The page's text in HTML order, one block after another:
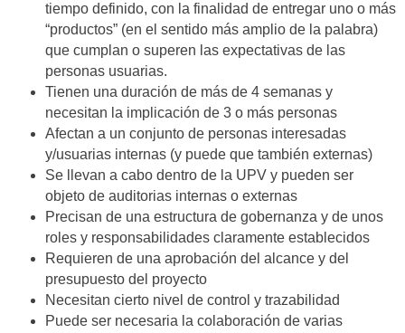
tiempo definido, con la finalidad de entregar uno o más
“productos” (en el sentido más amplio de la palabra)
que cumplan o superen las expectativas de las
personas usuarias.
Tienen una duración de más de 4 semanas y
necesitan la implicación de 3 o más personas
Afectan a un conjunto de personas interesadas
y/usuarias internas (y puede que también externas)
Se llevan a cabo dentro de la UPV y pueden ser
objeto de auditorias internas o externas
Precisan de una estructura de gobernanza y de unos
roles y responsabilidades claramente establecidos
Requieren de una aprobación del alcance y del
presupuesto del proyecto
Necesitan cierto nivel de control y trazabilidad
Puede ser necesaria la colaboración de varias